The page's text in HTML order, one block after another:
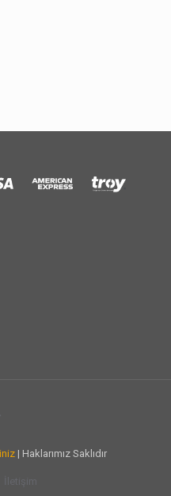
| Haklarımız Saklıdır
İletişim